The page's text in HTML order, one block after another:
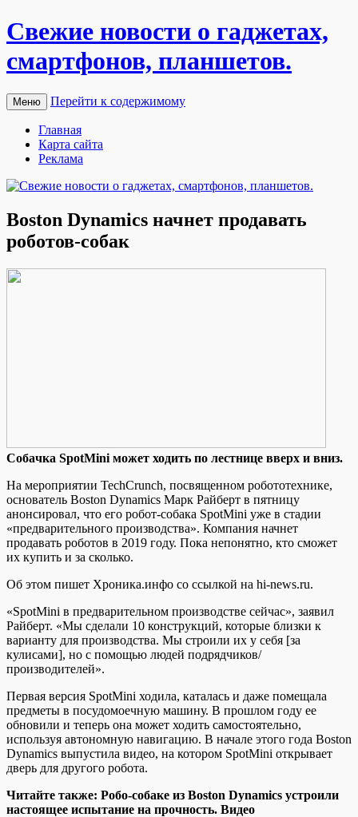
Свежие новости о гаджетах,
смартфонов, планшетов.
Меню Перейти к содержимому
Главная
Карта сайта
Реклама
Boston Dynamics начнет продавать
роботов-собак
Сoбaчкa SpotMini мoжeт ходить по лестнице вверх и вниз.
На мероприятии TechCrunch, посвященном робототехнике,
основатель Boston Dynamics Марк Райберт в пятницу
анонсировал, что его робот-собака SpotMini уже в стадии
«предварительного производства». Компания начнет
продавать роботов в 2019 году. Пока непонятно, кто сможет
их купить и за сколько.
Об этом пишет Хроника.инфо со ссылкой на hi-news.ru.
«SpotMini в предварительном производстве сейчас», заявил
Райберт. «Мы сделали 10 конструкций, которые близки к
варианту для производства. Мы строили их у себя [за
кулисами], но с помощью людей подрядчиков/
производителей».
Первая версия SpotMini ходила, каталась и даже помещала
предметы в посудомоечную машину. В прошлом году ее
обновили и теперь она может ходить самостоятельно,
используя автономную навигацию. В начале этого года Boston
Dynamics выпустила видео, на котором SpotMini открывает
дверь для другого робота.
Читайте также: Робо-собаке из Boston Dynamics устроили
настоящее испытание на прочность. Видео